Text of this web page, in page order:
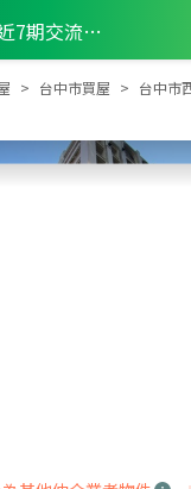
近7期交流道立彩樸悅3房車位
近7期交
台中市買屋 台中市